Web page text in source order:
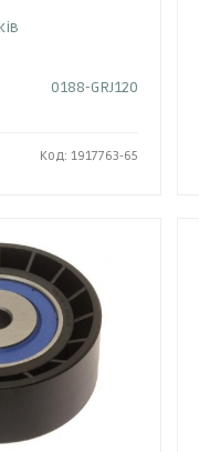
0188-GRJ120
Код: 1917763-65